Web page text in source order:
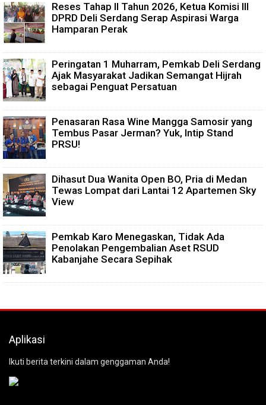
Reses Tahap II Tahun 2026, Ketua Komisi III
DPRD Deli Serdang Serap Aspirasi Warga
Hamparan Perak
Peringatan 1 Muharram, Pemkab Deli Serdang
Ajak Masyarakat Jadikan Semangat Hijrah
sebagai Penguat Persatuan
Penasaran Rasa Wine Mangga Samosir yang
Tembus Pasar Jerman? Yuk, Intip Stand
PRSU!
Dihasut Dua Wanita Open BO, Pria di Medan
Tewas Lompat dari Lantai 12 Apartemen Sky
View
Pemkab Karo Menegaskan, Tidak Ada
Penolakan Pengembalian Aset RSUD
Kabanjahe Secara Sepihak
Aplikasi
Ikuti berita terkini dalam genggaman Anda!